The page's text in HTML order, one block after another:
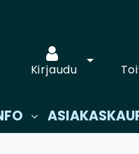
Kirjaudu
Avaa